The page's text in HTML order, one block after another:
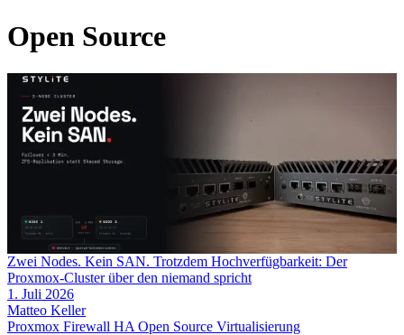
Open Source
Zwei Nodes. Kein SAN. Trotzdem Hochverfügbarkeit: Der
Proxmox-Cluster über den niemand spricht
1. Juli 2026
Matteo Keller
Proxmox Firewall HA Open Source Virtualisierung